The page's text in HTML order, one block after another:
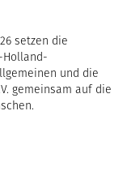
setzen die
Holland-
und die
gemeinsam auf die